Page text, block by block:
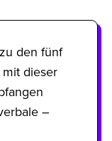
den fünf
dieser
–